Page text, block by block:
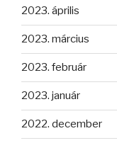
2023. április
2023. március
2023. február
2023. január
2022. december